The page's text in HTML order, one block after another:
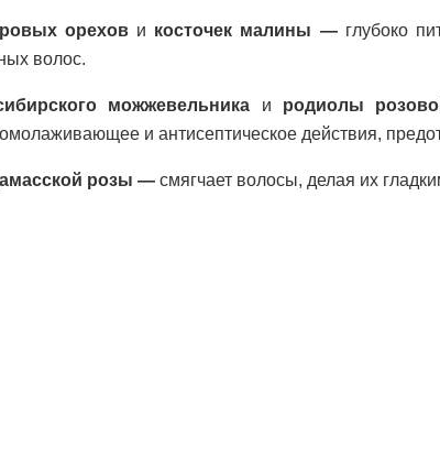
орехов и косточек малины — глубоко
волос.
можжевельника и родиолы
и антисептическое действия,
розы — смягчает волосы, делая их